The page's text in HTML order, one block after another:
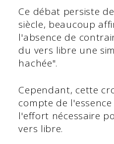
Ce débat persiste
siècle, beaucoup
l'absence de
du vers libre une
hachée".
Cependant, cette
compte de
l'effort nécessaire
vers libre.